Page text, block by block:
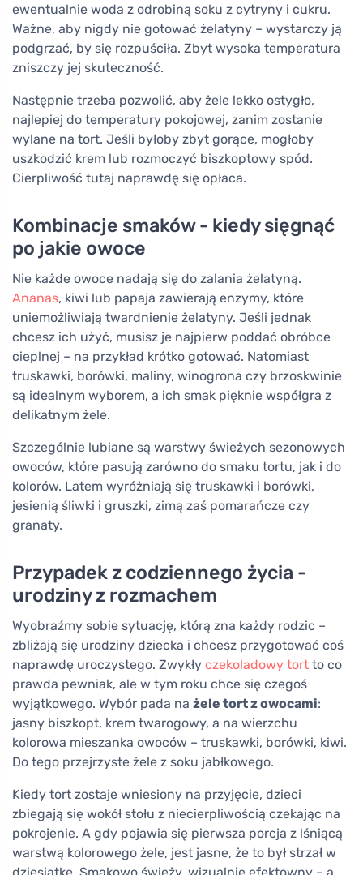
ewentualnie woda z odrobiną soku z cytryny i cukru.
Ważne, aby nigdy nie gotować żelatyny – wystarczy ją
podgrzać, by się rozpuściła. Zbyt wysoka temperatura
zniszczy jej skuteczność.
Następnie trzeba pozwolić, aby żele lekko ostygło,
najlepiej do temperatury pokojowej, zanim zostanie
wylane na tort. Jeśli byłoby zbyt gorące, mogłoby
uszkodzić krem lub rozmoczyć biszkoptowy spód.
Cierpliwość tutaj naprawdę się opłaca.
Kombinacje smaków - kiedy sięgnąć
po jakie owoce
Nie każde owoce nadają się do zalania żelatyną.
Ananas, kiwi lub papaja zawierają enzymy, które
uniemożliwiają twardnienie żelatyny. Jeśli jednak
chcesz ich użyć, musisz je najpierw poddać obróbce
cieplnej – na przykład krótko gotować. Natomiast
truskawki, borówki, maliny, winogrona czy brzoskwinie
są idealnym wyborem, a ich smak pięknie współgra z
delikatnym żele.
Szczególnie lubiane są warstwy świeżych sezonowych
owoców, które pasują zarówno do smaku tortu, jak i do
kolorów. Latem wyróżniają się truskawki i borówki,
jesienią śliwki i gruszki, zimą zaś pomarańcze czy
granaty.
Przypadek z codziennego życia -
urodziny z rozmachem
Wyobraźmy sobie sytuację, którą zna każdy rodzic –
zbliżają się urodziny dziecka i chcesz przygotować coś
naprawdę uroczystego. Zwykły czekoladowy tort to co
prawda pewniak, ale w tym roku chce się czegoś
wyjątkowego. Wybór pada na żele tort z owocami:
jasny biszkopt, krem twarogowy, a na wierzchu
kolorowa mieszanka owoców – truskawki, borówki, kiwi.
Do tego przejrzyste żele z soku jabłkowego.
Kiedy tort zostaje wniesiony na przyjęcie, dzieci
zbiegają się wokół stołu z niecierpliwością czekając na
pokrojenie. A gdy pojawia się pierwsza porcja z lśniącą
warstwą kolorowego żele, jest jasne, że to był strzał w